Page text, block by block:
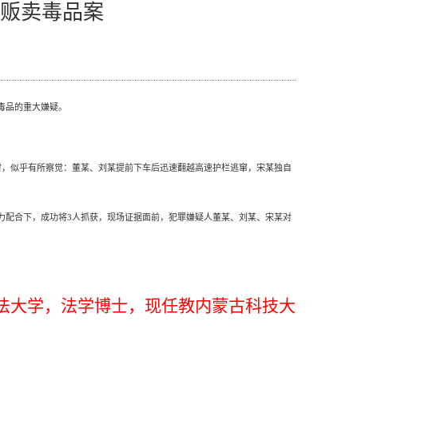
卖毒品案
的重大嫌疑。
似乎有所察觉：董某、刘某提前下车后迅速翻越高速护栏逃窜，宋某独自
配合下，成功将3人抓获，现场证据面前，犯罪嫌疑人董某、刘某、宋某对
大学，法学博士，现任教内蒙古科技大